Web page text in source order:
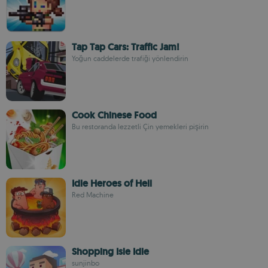
Tap Tap Cars: Traffic Jam!
Yoğun caddelerde trafiği yönlendirin
Cook Chinese Food
Bu restoranda lezzetli Çin yemekleri pişirin
Idle Heroes of Hell
Red Machine
Shopping Isle Idle
sunjinbo